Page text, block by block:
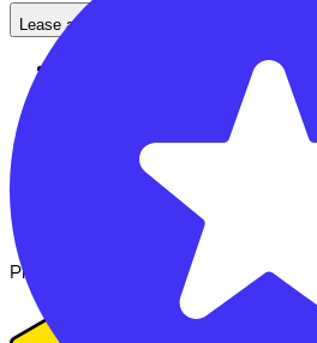
Lease a Bike
Security & Privacy
Proud partner of